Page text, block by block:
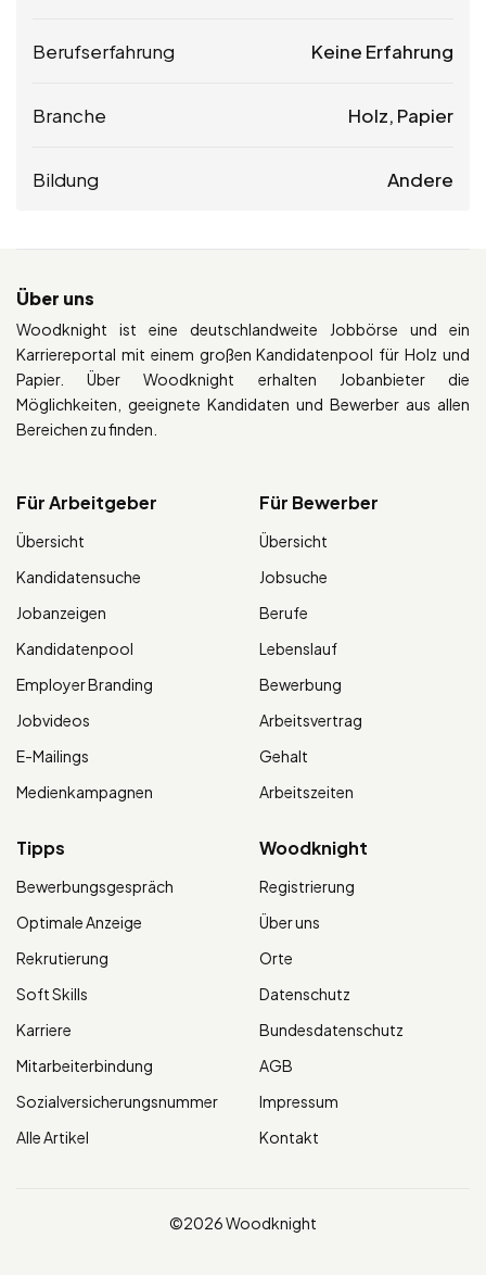
Berufserfahrung Keine Erfahrung
Branche Holz, Papier
Bildung Andere
Über uns
Woodknight ist eine deutschlandweite Jobbörse und ein
Karriereportal mit einem großen Kandidatenpool für Holz und
Papier. Über Woodknight erhalten Jobanbieter die
Möglichkeiten, geeignete Kandidaten und Bewerber aus allen
Bereichen zu finden.
Für Arbeitgeber
Übersicht
Kandidatensuche
Jobanzeigen
Kandidatenpool
Employer Branding
Jobvideos
E-Mailings
Medienkampagnen
Für Bewerber
Übersicht
Jobsuche
Berufe
Lebenslauf
Bewerbung
Arbeitsvertrag
Gehalt
Arbeitszeiten
Tipps
Bewerbungsgespräch
Optimale Anzeige
Rekrutierung
Soft Skills
Karriere
Mitarbeiterbindung
Sozialversicherungsnummer
Alle Artikel
Woodknight
Registrierung
Über uns
Orte
Datenschutz
Bundesdatenschutz
AGB
Impressum
Kontakt
©2026 Woodknight